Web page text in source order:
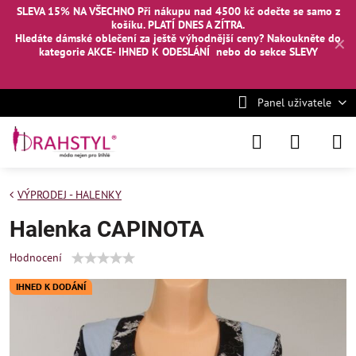
✕
SLEVA 15% NA VŠECHNO Při nákupu nad 4500 kč odečte se samo z
košíku. PLATÍ DNES A ZÍTRA.
Hledáte dámské oblečení za ještě výhodnější ceny? Nakoukněte do
kategorie AKCE- IHNED K ODESLÁNÍ nebo do sekce SLEVY
Panel uživatele
IHNED K DODÁNÍ
VÝPRODEJ - HALENKY
Halenka CAPINOTA
Hodnocení